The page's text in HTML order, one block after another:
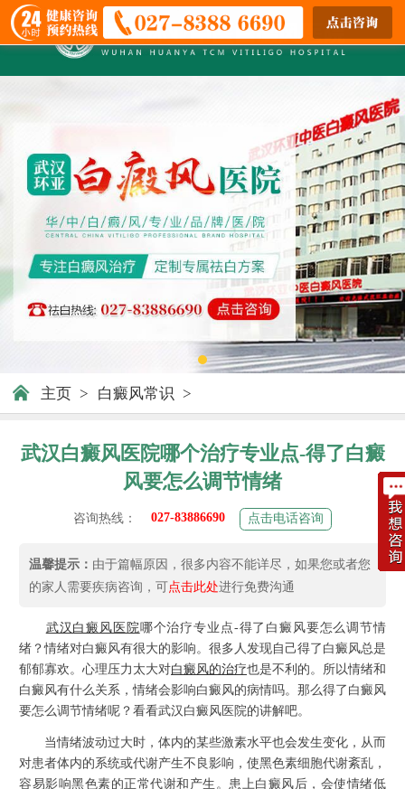
主页 > 白癜风常识 >
武汉白癜风医院哪个治疗专业点-得了白癜
风要怎么调节情绪
咨询热线： 027-83886690 点击电话咨询
温馨提示： 由于篇幅原因，很多内容不能详尽，如果您或者您
的家人需要疾病咨询，可点击此处进行免费沟通
武汉白癜风医院哪个治疗专业点-得了白癜风要怎么调节情
绪？情绪对白癜风有很大的影响。很多人发现自己得了白癜风总是
郁郁寡欢。心理压力太大对白癜风的治疗也是不利的。所以情绪和
白癜风有什么关系，情绪会影响白癜风的病情吗。那么得了白癜风
要怎么调节情绪呢？看看武汉白癜风医院的讲解吧。
当情绪波动过大时，体内的某些激素水平也会发生变化，从而
对患者体内的系统或代谢产生不良影响，使黑色素细胞代谢紊乱，
容易影响黑色素的正常代谢和产生。患上白癜风后，会使情绪低